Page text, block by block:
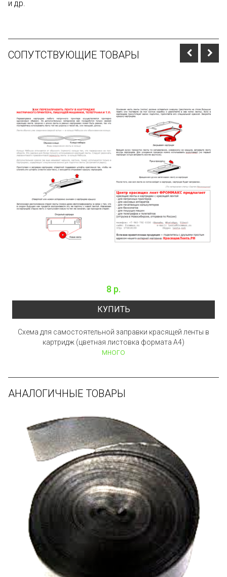
и др.
СОПУТСТВУЮЩИЕ ТОВАРЫ
8 р.
КУПИТЬ
Схема для самостоятельной заправки красящей ленты в
картридж (цветная листовка формата А4)
много
АНАЛОГИЧНЫЕ ТОВАРЫ